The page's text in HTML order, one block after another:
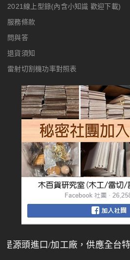
3D浮雕製作教學
3D浮雕製作教學 1、判斷圖片是否適合
站 3、實際應用SculptOK製作深度圖
詳細內容
11
12 月
LaserPecker 5開箱使用指南
2021線上型錄(內含小知識 歡迎下載)
服務條款
問與答
退貨須知
雷射切割機功率對照表
頭進口/加工廠，供應全台特力